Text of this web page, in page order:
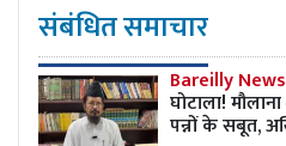
संबंधित समाचार
Bareilly
घोटाला!
पन्नों के सबूत,